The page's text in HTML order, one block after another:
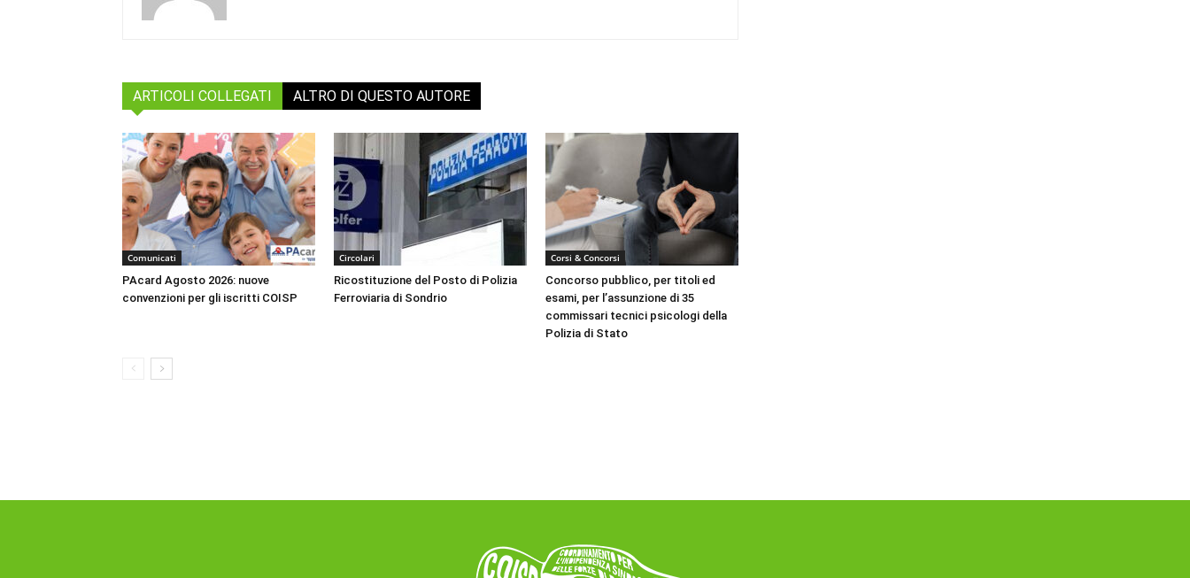
ARTICOLI COLLEGATI ALTRO DI QUESTO AUTORE
Comunicati
PAcard Agosto 2026: nuove
convenzioni per gli iscritti COISP
Circolari
Ricostituzione del Posto di Polizia
Ferroviaria di Sondrio
Corsi & Concorsi
Concorso pubblico, per titoli ed
esami, per l’assunzione di 35
commissari tecnici psicologi della
Polizia di Stato